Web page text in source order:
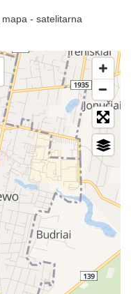
- satelitarna